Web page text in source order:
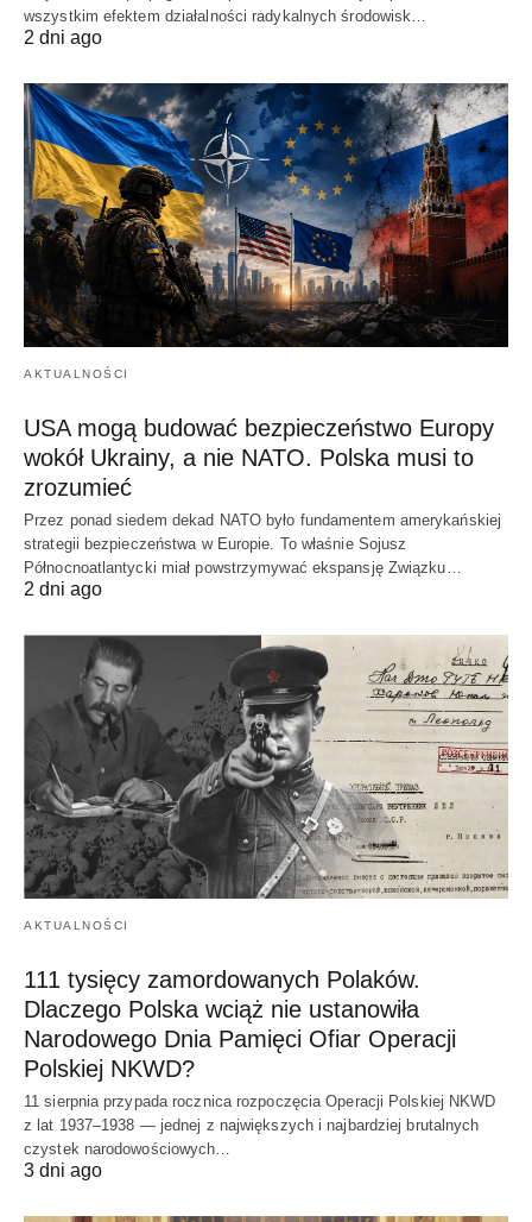
wszystkim efektem działalności radykalnych środowisk…
2 dni ago
AKTUALNOŚCI
USA mogą budować bezpieczeństwo Europy
wokół Ukrainy, a nie NATO. Polska musi to
zrozumieć
Przez ponad siedem dekad NATO było fundamentem amerykańskiej
strategii bezpieczeństwa w Europie. To właśnie Sojusz
Północnoatlantycki miał powstrzymywać ekspansję Związku…
2 dni ago
AKTUALNOŚCI
111 tysięcy zamordowanych Polaków.
Dlaczego Polska wciąż nie ustanowiła
Narodowego Dnia Pamięci Ofiar Operacji
Polskiej NKWD?
11 sierpnia przypada rocznica rozpoczęcia Operacji Polskiej NKWD
z lat 1937–1938 — jednej z największych i najbardziej brutalnych
czystek narodowościowych…
3 dni ago